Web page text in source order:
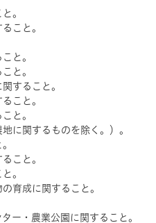
。
こと。
と。
と。
すること。
こと。
と。
に関するものを除く。）。
こと。
。
育成に関すること。
ー・農業公園に関すること。